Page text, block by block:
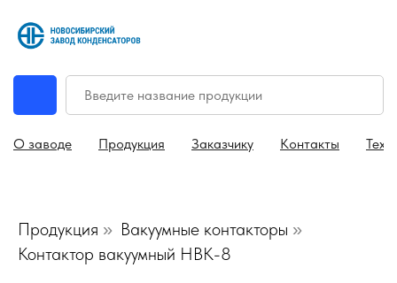
О заводе Продукция Заказчику Контакты
Продукция » Вакуумные контакторы »
Контактор вакуумный НВК-8